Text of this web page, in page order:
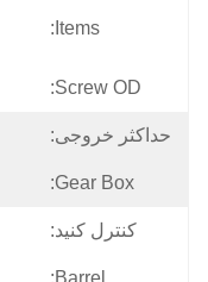
Items:
Screw OD:
حداکثر خروجی:
Gear Box:
کنترل کنید:
Barrel: